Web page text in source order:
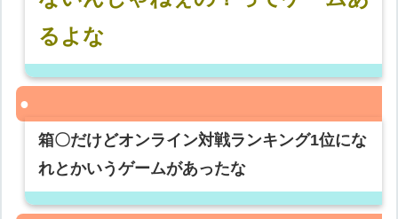
るよな
箱〇だけどオンライン対戦ランキング1位にな
れとかいうゲームがあったな